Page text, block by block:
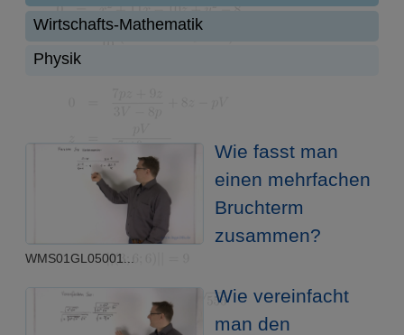
Wirtschafts-Mathematik
Physik
Wie fasst man
einen mehrfachen
Bruchterm
zusammen?
WMS01GL05001...
Wie vereinfacht
man den